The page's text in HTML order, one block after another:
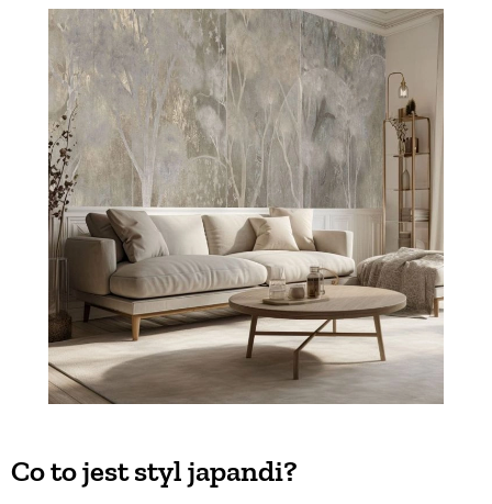
Co to jest styl japandi?
PRZYSTAWKI
ZUPY
DANIA GŁÓWNE
CIASTA I DESERY
DODATKI
PRZETWORY